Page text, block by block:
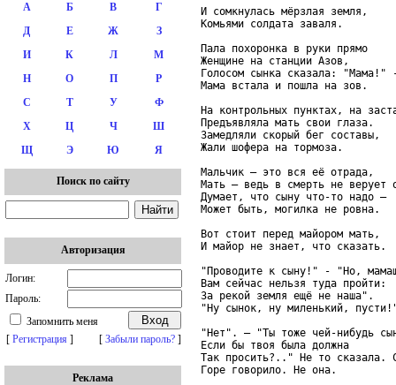
А Б В
Г
Д
Е Ж
З
И
К Л
М
Н
О П
Р
С
Т У
Ф
Х
Ц Ч
Ш
Щ
Э Ю Я
Поиск по сайту
Авторизация
Логин:
Пароль:
Запомнить меня
[ Регистрация ] [ Забыли пароль? ]
Реклама
И сомкнулась мёрзлая земля,
Комьями солдата заваля.
Пала похоронка в руки прямо
Женщине на станции Азов,
Голосом сынка сказала: "Мама!"
Мама встала и пошла на зов.
На контрольных пунктах, на
Предъявляла мать свои глаза.
Замедляли скорый бег составы,
Жали шофера на тормоза.
Мальчик – это вся её отрада,
Мать – ведь в смерть не верует
Думает, что сыну что-то надо –
Может быть, могилка не ровна.
Вот стоит перед майором мать,
И майор не знает, что сказать.
"Проводите к сыну!" - "Но,
Вам сейчас нельзя туда пройти:
За рекой земля ещё не наша".
"Ну сынок, ну миленький,
"Нет". – "Ты тоже чей-нибудь
Если бы твоя была должна
Так просить?.." Не то сказала.
Горе говорило. Не она.